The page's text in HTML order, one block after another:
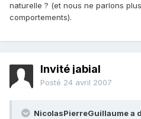
naturelle ? (et nous ne parlons
comportements).
Invité jabial
Posté 24 avril 2007
NicolasPierreGuillaume a